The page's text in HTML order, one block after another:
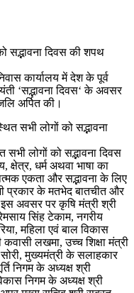
कार्यालय में देश के पूर्व
‘सद्भावना दिवस‘ के अवसर
अर्पित की।
लोगों को सद्भावना दिवस
धर्म अथवा भाषा का
एकता और सद्भावना के लिए
प्रकार के मतभेद बातचीत और
अवसर पर कृषि मंत्री श्री
सिंह टेकाम, नगरीय
महिला एवं बाल विकास
कवासी लखमा, उच्च शिक्षा मंत्री
मुख्यमंत्री के सलाहकार
निगम के अध्यक्ष श्री
निगम के अध्यक्ष श्री